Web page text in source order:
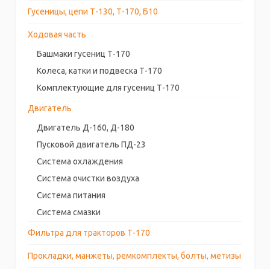
Гусеницы, цепи Т-130, Т-170, Б10
Ходовая часть
Башмаки гусениц Т-170
Колеса, катки и подвеска Т-170
Комплектующие для гусениц Т-170
Двигатель
Двигатель Д-160, Д-180
Пусковой двигатель ПД-23
Система охлаждения
Система очистки воздуха
Система питания
Система смазки
Фильтра для тракторов Т-170
Прокладки, манжеты, ремкомплекты, болты, метизы